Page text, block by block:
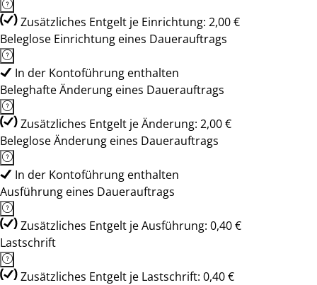
Zusätzliches Entgelt je Einrichtung: 2,00 €
Beleglose Einrichtung eines Dauerauftrags
In der Kontoführung enthalten
Beleghafte Änderung eines Dauerauftrags
Zusätzliches Entgelt je Änderung: 2,00 €
Beleglose Änderung eines Dauerauftrags
In der Kontoführung enthalten
Ausführung eines Dauerauftrags
Zusätzliches Entgelt je Ausführung: 0,40 €
Lastschrift
Zusätzliches Entgelt je Lastschrift: 0,40 €